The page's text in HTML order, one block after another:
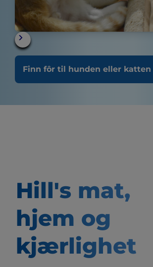
Finn fôr til hunden eller katten
Hill's mat,
hjem og
kjærlighet